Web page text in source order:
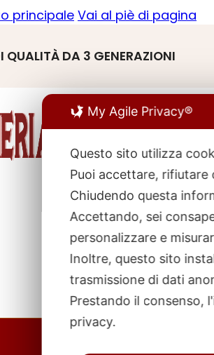
principaleVai al piè di pagina
QUALITÀ DA 3 GENERAZIONI
My Agile Privacy®
Questo sito utilizza
Puoi accettare, rifiutare
Chiudendo questa
Accettando, sei
personalizzare e
Inoltre, questo sito
trasmissione di dati
Prestando il consenso,
privacy.